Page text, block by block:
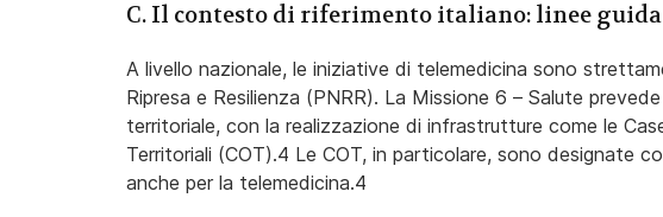
C. Il contesto di riferimento italiano: linee
A livello nazionale, le iniziative di telemedicina sono
Ripresa e Resilienza (PNRR). La Missione 6 – Salute
territoriale, con la realizzazione di infrastrutture come le
Territoriali (COT).4 Le COT, in particolare, sono designate
anche per la telemedicina.4